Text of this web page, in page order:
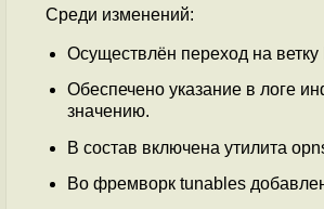
Среди изменений:
Осуществлён переход на
Обеспечено указание в логе
значению.
В состав включена утилита
Во фремворк tunables